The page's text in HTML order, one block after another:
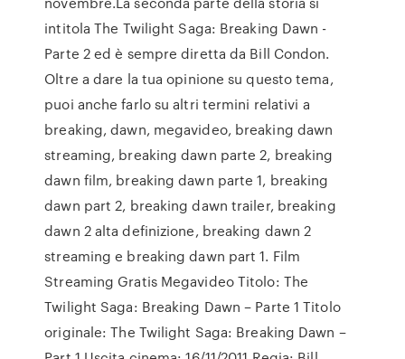
intitola The Twilight Saga: Breaking Dawn -
Parte 2 ed è sempre diretta da Bill Condon.
Oltre a dare la tua opinione su questo tema,
puoi anche farlo su altri termini relativi a
breaking, dawn, megavideo, breaking dawn
streaming, breaking dawn parte 2, breaking
dawn film, breaking dawn parte 1, breaking
dawn part 2, breaking dawn trailer, breaking
dawn 2 alta definizione, breaking dawn 2
streaming e breaking dawn part 1. Film
Streaming Gratis Megavideo Titolo: The
Twilight Saga: Breaking Dawn – Parte 1 Titolo
originale: The Twilight Saga: Breaking Dawn –